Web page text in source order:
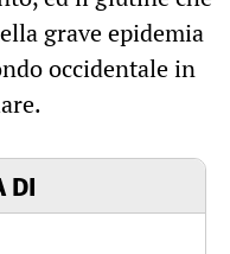
grave epidemia
occidentale in
DI